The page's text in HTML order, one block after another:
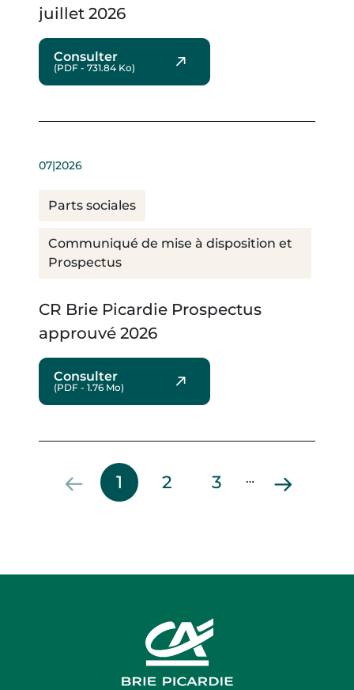
juillet 2026
Consulter
(PDF - 731.84 Ko)
07|2026
Parts sociales
Communiqué de mise à disposition et
Prospectus
CR Brie Picardie Prospectus
approuvé 2026
Consulter
(PDF - 1.76 Mo)
Page courante
1 Page
2 Page
3 …